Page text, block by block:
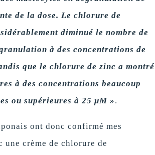
de la dose. Le chlorure de
diminué le nombre de
à des concentrations de
que le chlorure de zinc a montré
à des concentrations beaucoup
ou supérieures à 25 μM ».
ont donc confirmé mes
une crème de chlorure de